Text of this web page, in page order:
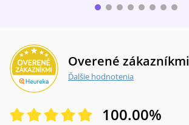
Overené zákazníkmi
Ďalšie hodnotenia
100.00%